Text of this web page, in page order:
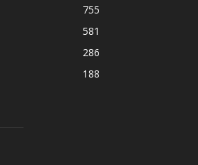
755
581
286
188